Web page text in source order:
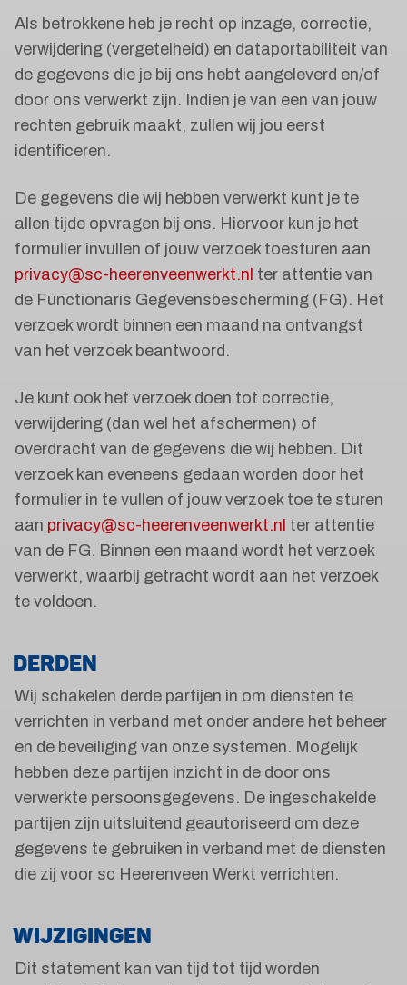
Als betrokkene heb je recht op inzage, correctie,
verwijdering (vergetelheid) en dataportabiliteit van
de gegevens die je bij ons hebt aangeleverd en/of
door ons verwerkt zijn. Indien je van een van jouw
rechten gebruik maakt, zullen wij jou eerst
identificeren.
De gegevens die wij hebben verwerkt kunt je te
allen tijde opvragen bij ons. Hiervoor kun je het
formulier invullen of jouw verzoek toesturen aan
privacy@sc-heerenveenwerkt.nl ter attentie van
de Functionaris Gegevensbescherming (FG). Het
verzoek wordt binnen een maand na ontvangst
van het verzoek beantwoord.
Je kunt ook het verzoek doen tot correctie,
verwijdering (dan wel het afschermen) of
overdracht van de gegevens die wij hebben. Dit
verzoek kan eveneens gedaan worden door het
formulier in te vullen of jouw verzoek toe te sturen
aan privacy@sc-heerenveenwerkt.nl ter attentie
van de FG. Binnen een maand wordt het verzoek
verwerkt, waarbij getracht wordt aan het verzoek
te voldoen.
DERDEN
Wij schakelen derde partijen in om diensten te
verrichten in verband met onder andere het beheer
en de beveiliging van onze systemen. Mogelijk
hebben deze partijen inzicht in de door ons
verwerkte persoonsgegevens. De ingeschakelde
partijen zijn uitsluitend geautoriseerd om deze
gegevens te gebruiken in verband met de diensten
die zij voor sc Heerenveen Werkt verrichten.
WIJZIGINGEN
Dit statement kan van tijd tot tijd worden